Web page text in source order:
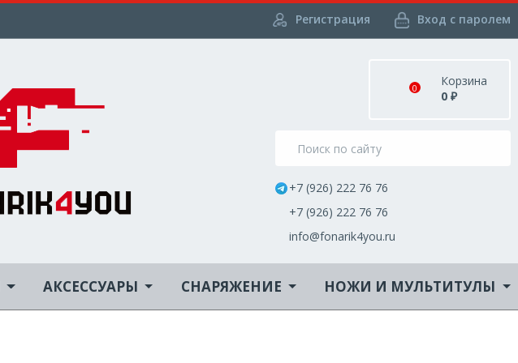
Регистрация Вход с паролем
0
Корзина
0 ₽
+7 (926) 222 76 76
+7 (926) 222 76 76
info@fonarik4you.ru
АКСЕССУАРЫ СНАРЯЖЕНИЕ НОЖИ И МУЛЬТИТУЛЫ